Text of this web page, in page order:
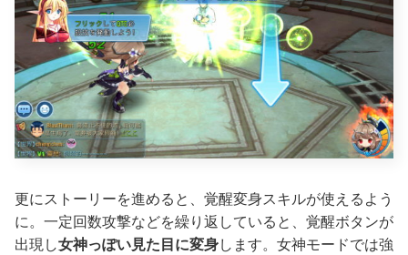
更にストーリーを進めると、覚醒変身スキルが使えるよう
に。一定回数攻撃などを繰り返していると、覚醒ボタンが
出現し女神っぽい見た目に変身します。女神モードでは強